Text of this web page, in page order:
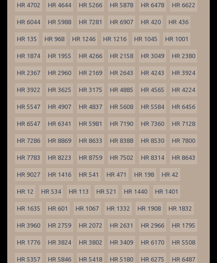
HR 4702 HR 4644 HR 5266 HR 5878 HR 6478 HR 6622
HR 6044 HR 5988 HR 7281 HR 6907 HR 420 HR 436
HR 135 HR 968 HR 1246 HR 1216 HR 1045 HR 1001
HR 1874 HR 1955 HR 4266 HR 2158 HR 3049 HR 2380
HR 2367 HR 2960 HR 2169 HR 2643 HR 4243 HR 3924
HR 3922 HR 3625 HR 3175 HR 4885 HR 4565 HR 4224
HR 5547 HR 4907 HR 4837 HR 5608 HR 5584 HR 6456
HR 6547 HR 6341 HR 5981 HR 7190 HR 7360 HR 7128
HR 7286 HR 8869 HR 8633 HR 8388 HR 8530 HR 7800
HR 7783 HR 8223 HR 8759 HR 7502 HR 8314 HR 8643
HR 9027 HR 1416 HR 541 HR 471 HR 198 HR 42
HR 12 HR 534 HR 113 HR 521 HR 1440 HR 1401
HR 1635 HR 601 HR 1067 HR 1332 HR 1908 HR 1832
HR 3960 HR 2759 HR 2072 HR 2631 HR 2966 HR 1795
HR 1776 HR 3824 HR 3802 HR 3409 HR 6170 HR 5508
HR 5357 HR 5846 HR 5418 HR 5180 HR 6275 HR 6487